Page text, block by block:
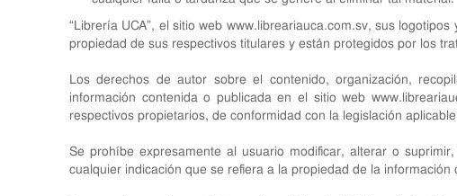
“Librería UCA”, el sitio web www.libreariauca.com.sv, sus logotipos
propiedad de sus respectivos titulares y están protegidos por los
Los derechos de autor sobre el contenido, organización,
información contenida o publicada en el sitio web
respectivos propietarios, de conformidad con la legislación
Se prohíbe expresamente al usuario modificar, alterar o
cualquier indicación que se refiera a la propiedad de la información